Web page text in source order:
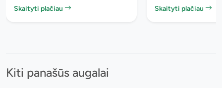
Skaityti plačiau Skaityti plačiau
Kiti panašūs augalai